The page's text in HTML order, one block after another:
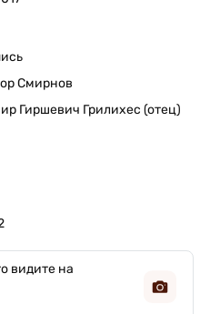
Смирнов
Гиршевич Грилихес (отец)
видите на